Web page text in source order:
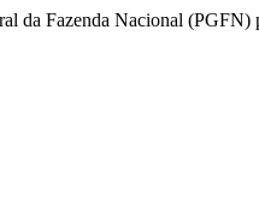
da Fazenda Nacional